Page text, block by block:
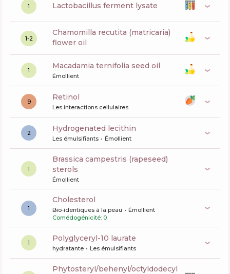
1 lactobacillus ferment lysate
1-2
chamomilla recutita (matricaria)
flower oil
1 macadamia ternifolia seed oil
Émollient
9 retinol
Les interactions cellulaires
2 hydrogenated lecithin
Les émulsifiants Émollient
1
brassica campestris (rapeseed)
sterols
Émollient
1
cholesterol
Bio-identiques à la peau
Émollient
Comédogénicité: 0
1 polyglyceryl-10 laurate
hydratante Les émulsifiants
phytosteryl/behenyl/octyldodecyl